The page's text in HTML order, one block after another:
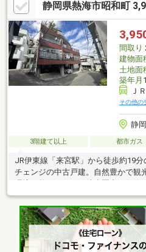
水着で遊べるマリンスパも近く、リ
別途費用はかかりますが、温泉の引
泉を楽しむ夢も叶います。熱海の
環境です。
静岡県熱海市昭和町
間取り
建物面
土地面
築年月
Ｊ
その他の
静
3階建て以上 都市ガス
JR伊東線「来宮駅」から徒歩約19
チェンジの中古戸建。自然豊かで観
くにあります。また綺麗に整備され
中遊べる「マリンスパあたみ」ま
ョンやレジャーを気軽に楽しむこと
りながら、利便性の高い立地が魅
設が点在し自然と利便性が調和した